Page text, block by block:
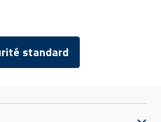
standard